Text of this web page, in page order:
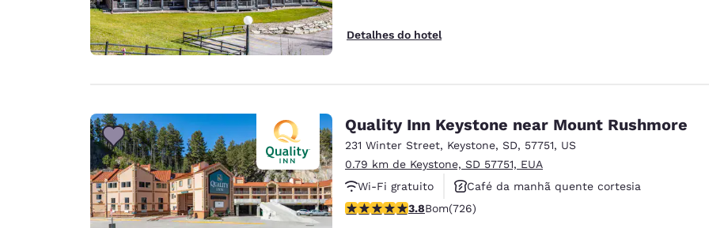
Detalhes do hotel
Quality Inn Keystone near Mount Rushmore
231 Winter Street, Keystone, SD, 57751, US
0.79 km de Keystone, SD 57751, EUA
Wi-Fi gratuito
Café da manhã quente cortesia
Não fumante
classificação 3.75 estrelas. Bom. 726 avaliações
3.8Bom(726)